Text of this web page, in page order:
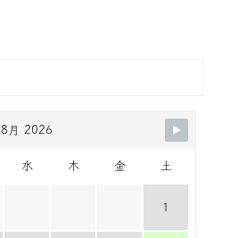
8月 2026
水 木 金 土
1